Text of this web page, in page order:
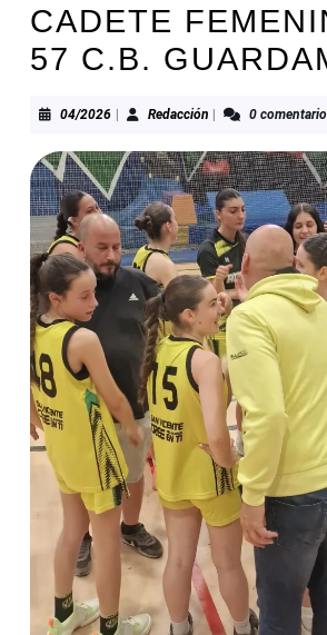
CADETE
57 C.B.
04/202604/2026RedacciónRedacción
0